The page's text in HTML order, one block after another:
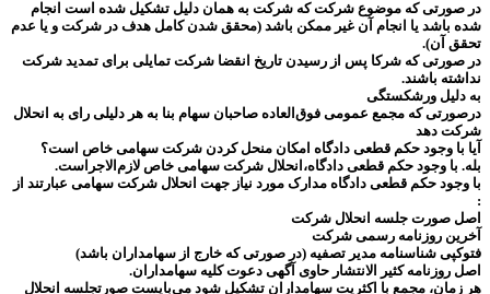
در صورتی که موضوع شرکت که شرکت به همان دلیل تشکیل شده است انجام
شده باشد یا انجام آن غیر ممکن باشد (محقق شدن کامل هدف در شرکت و یا عدم
تحقق آن).
در صورتی که شرکا پس از رسیدن تاریخ انقضا شرکت تمایلی برای تمدید شرکت
نداشته باشند.
به دلیل ورشکستگی
درصورتی که مجمع عمومی فوق‌العاده صاحبان سهام بنا به هر دلیلی رای به انحلال
شرکت دهد
آیا با وجود حکم قطعی دادگاه امکان منحل کردن شرکت سهامی خاص است؟
بله. با وجود حکم قطعی دادگاه،انحلال شرکت سهامی خاص لازم‌الاجراست.
با وجود حکم قطعی دادگاه مدارک مورد نیاز جهت انحلال شرکت سهامی عبارتند از
:
اصل صورت جلسه انحلال شرکت
آخرین روزنامه رسمی شرکت
فتوکپی شناسنامه مدیر تصفیه (در صورتی که خارج از سهامداران باشد)
اصل روزنامه کثیر الانتشار حاوی آگهی دعوت کلیه سهامداران.
هر زمان، مجمع با اکثریت سهامداران تشکیل شود می‌بایست صورتجلسه انحلال